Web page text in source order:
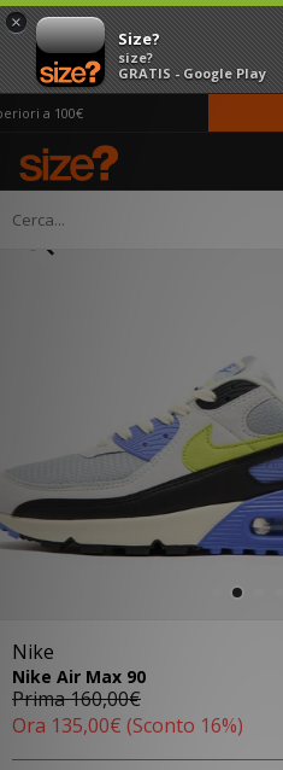
×
Size?
size?
GRATIS - Google Play
a 100€
Home Uomo
Nike
Nike Air Max 90
Prima160,00€
Ora 135,00€ (Sconto 16%)